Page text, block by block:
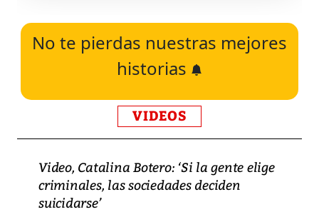
No te pierdas nuestras mejores
historias
VIDEOS
Video, Catalina Botero: ‘Si la gente elige
criminales, las sociedades deciden
suicidarse’